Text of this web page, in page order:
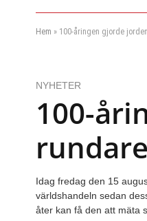
Hem » 100-åringen gjorde
NYHETER
100-
rundare
Idag fredag den 15
världshandeln sedan
åter kan få den att mäta